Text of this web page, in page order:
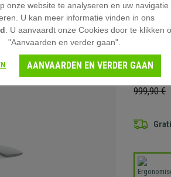
999,90 €
onze website te analyseren en uw navigatie
U kan meer informatie vinden in ons
. U aanvaardt onze Cookies door te klikken
"Aanvaarden en verder gaan".
AANVAARDEN EN VERDER GAAN